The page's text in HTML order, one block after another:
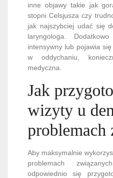
inne objawy takie jak
stopni Celsjusza czy
jak najszybciej udać się
laryngologa.
intensywny lub pojawia
w oddychaniu,
medyczna.
Jak
wizyty u
problemach
Aby maksymalnie
problemach
odpowiednio się